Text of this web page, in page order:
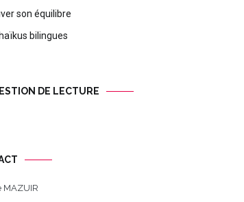
son équilibre
bilingues
DE LECTURE
MAZUIR